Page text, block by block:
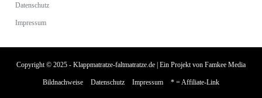
Datenschutz
Impressum
Copyright © 2025 - Klappmatratze-faltmatratze.de | Ein Projekt von Famkee Media
Bildnachweise Datenschutz Impressum * = Affiliate-Link